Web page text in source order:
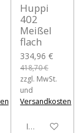
Huppi
402
Meißel
flach
334,96 €
418,70 €
zzgl. MwSt.
und
Versandkosten
In den